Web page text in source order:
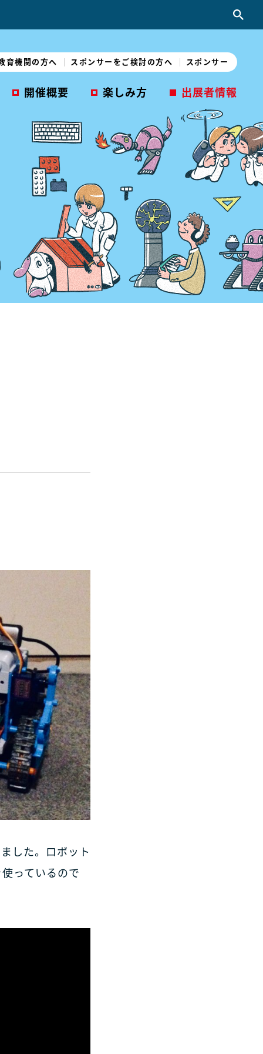
育機関の方へ スポンサーをご検討の方へ スポンサー
開催概要 楽しみ方 出展者情報
した。ロボット
っているので